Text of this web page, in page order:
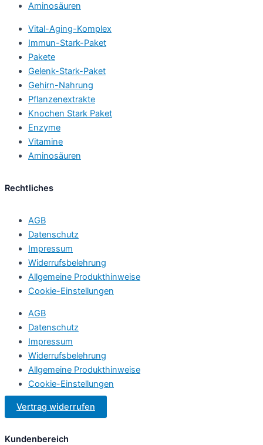
Aminosäuren
Vital-Aging-Komplex
Immun-Stark-Paket
Pakete
Gelenk-Stark-Paket
Gehirn-Nahrung
Pflanzenextrakte
Knochen Stark Paket
Enzyme
Vitamine
Aminosäuren
Rechtliches
AGB
Datenschutz
Impressum
Widerrufsbelehrung
Allgemeine Produkthinweise
Cookie-Einstellungen
AGB
Datenschutz
Impressum
Widerrufsbelehrung
Allgemeine Produkthinweise
Cookie-Einstellungen
Vertrag widerrufen
Kundenbereich